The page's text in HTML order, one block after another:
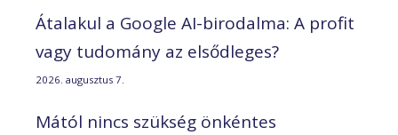
Átalakul a Google AI-birodalma: A profit
vagy tudomány az elsődleges?
2026. augusztus 7.
Mától nincs szükség önkéntes